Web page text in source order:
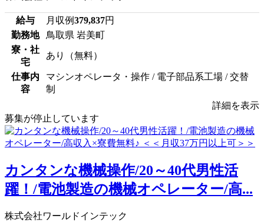
給与 月収例379,837円
勤務地
鳥取県 岩美町
寮・社
宅
あり（無料）
仕事内
容
マシンオペレータ・操作 / 電子部品系工場 / 交替
制
詳細を表示
募集が停止しています
カンタンな機械操作/20～40代男性活
躍！/電池製造の機械オペレーター/高...
株式会社ワールドインテック